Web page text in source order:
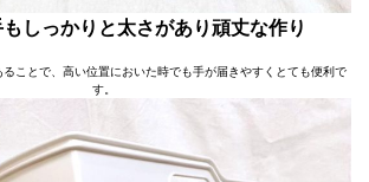
しっかりと太さがあり頑丈な作り
ことで、高い位置においた時でも手が届きやすくとても便利で
す。